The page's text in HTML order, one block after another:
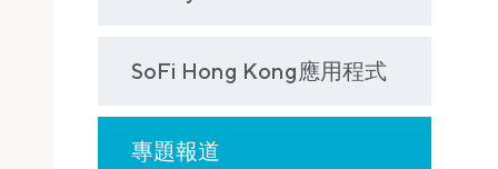
SoFi Hong Kong應用程式
專題報道